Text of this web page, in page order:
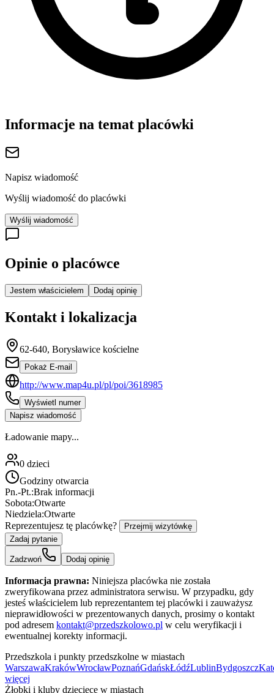
Informacje na temat placówki
Napisz wiadomość
Wyślij wiadomość do placówki
Wyślij wiadomość
Opinie o placówce
Jestem właścicielem Dodaj opinię
Kontakt i lokalizacja
62-640, Borysławice kościelne
Pokaż E-mail
http://www.map4u.pl/pl/poi/3618985
Wyświetl numer
Napisz wiadomość
Ładowanie mapy...
0 dzieci
Godziny otwarcia
Pn.-Pt.:Brak informacji
Sobota:Otwarte
Niedziela:Otwarte
Reprezentujesz tę placówkę?
Przejmij wizytówkę
Zadaj pytanie
Zadzwoń Dodaj opinię
Informacja prawna: Niniejsza placówka nie została
zweryfikowana przez administratora serwisu. W przypadku, gdy
jesteś właścicielem lub reprezentantem tej placówki i zauważysz
nieprawidłowości w prezentowanych danych, prosimy o kontakt
pod adresem kontakt@przedszkolowo.pl w celu weryfikacji i
ewentualnej korekty informacji.
Przedszkola i punkty przedszkolne w miastach
WarszawaKrakówWrocławPoznańGdańskŁódźLublinBydgoszcz
więcej
Żłobki i kluby dziecięce w miastach